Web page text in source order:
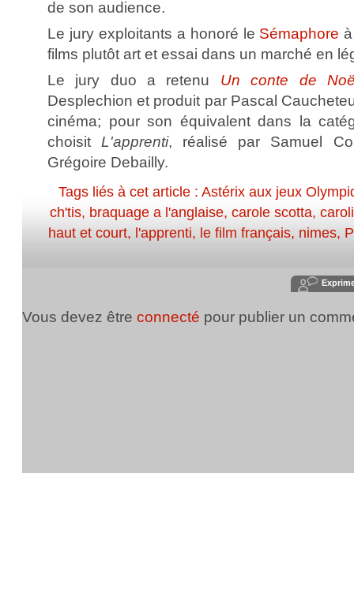
de son audience.
Le jury exploitants a honoré le Sémaphore
films plutôt art et essai dans un marché en
Le jury duo a retenu Un conte de
Desplechion et produit par Pascal
cinéma; pour son équivalent dans la
choisitL'apprenti, réalisé par Samuel
Grégoire Debailly.
Tags liés à cet article : Astérix aux jeux
ch'tis, braquage a l'anglaise, carole scotta,
haut et court, l'apprenti, le film français, nimes,
Vous devez être connecté pour publier un